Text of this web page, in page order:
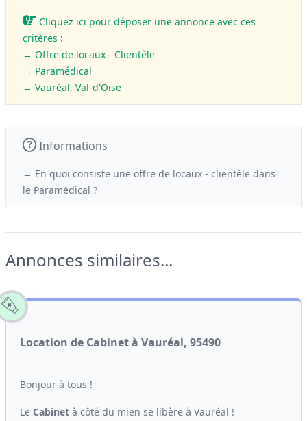
Cliquez ici pour déposer une annonce avec ces
critères :
→ Offre de locaux - Clientèle
→ Paramédical
→ Vauréal, Val-d'Oise
Informations
→ En quoi consiste une offre de locaux - clientèle dans
le Paramédical ?
Annonces similaires...
Location de Cabinet à Vauréal, 95490
Bonjour à tous !
Le Cabinet à côté du mien se libère à Vauréal !